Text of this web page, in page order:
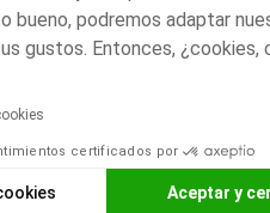
bueno, podremos adaptar
gustos. Entonces, ¿cookies,
certificados por
Aceptar y